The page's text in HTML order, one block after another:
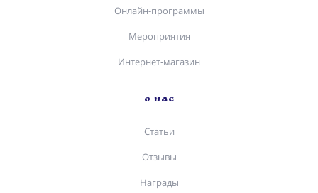
Онлайн-программы
Мероприятия
Интернет-магазин
О НАС
Статьи
Отзывы
Награды